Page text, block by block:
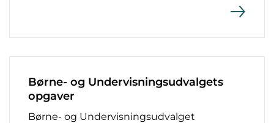
Børne- og Undervisningsudvalgets
opgaver
Børne- og Undervisningsudvalget